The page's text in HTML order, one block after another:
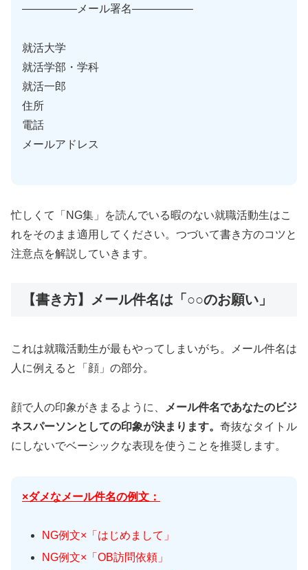
—————メール署名—————–
就活大学
就活学部・学科
就活一郎
住所
電話
メールアドレス
忙しくて「NG集」を読んでいる暇のない就職活動生はこ
れをそのまま適用してください。つづいて書き方のコツと
注意点を解説していきます。
【書き方】メール件名は「○○のお願い」
これは就職活動生が最もやってしまいがち。メール件名は
人に例えると「顔」の部分。
顔で人の印象がきまるように、
メール件名であなたのビジ
ネスパーソンとしての印象が決まります。 奇抜なタイトル
にしないでベーシックな表現を使うことを推奨します。
×ダメなメール件名の例文：
NG例文×「はじめまして」
NG例文×「OB訪問依頼」